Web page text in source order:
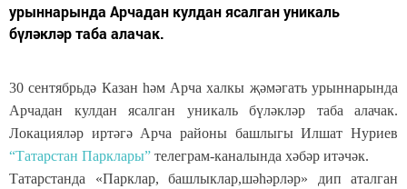
урыннарында Арчадан кулдан ясалган уникаль
бүләкләр таба алачак.
30 сентябрьдә Казан һәм Арча халкы җәмәгать урыннарында
Арчадан кулдан ясалган уникаль бүләкләр таба алачак.
Локацияләр иртәгә Арча районы башлыгы Илшат Нуриев
“Татарстан Парклары” телеграм-каналында хәбәр итәчәк.
Татарстанда «Парклар, башлыклар,шәһәрләр» дип аталган